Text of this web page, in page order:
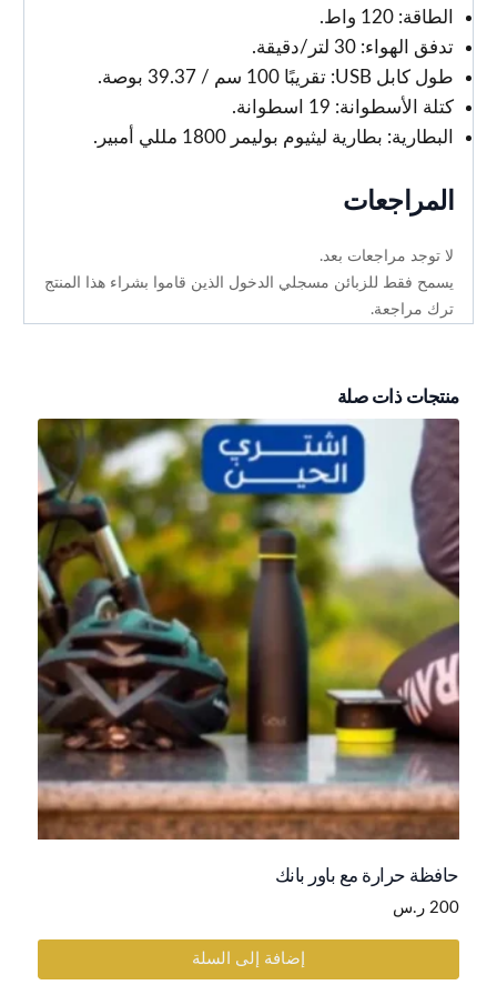
الطاقة: 120 واط.
تدفق الهواء: 30 لتر/دقيقة.
طول كابل USB: تقريبًا 100 سم / 39.37 بوصة.
كتلة الأسطوانة: 19 اسطوانة.
البطارية: بطارية ليثيوم بوليمر 1800 مللي أمبير.
المراجعات
لا توجد مراجعات بعد.
يسمح فقط للزبائن مسجلي الدخول الذين قاموا بشراء هذا المنتج
ترك مراجعة.
منتجات ذات صلة
حافظة حرارة مع باور بانك
200 ر.س
إضافة إلى السلة